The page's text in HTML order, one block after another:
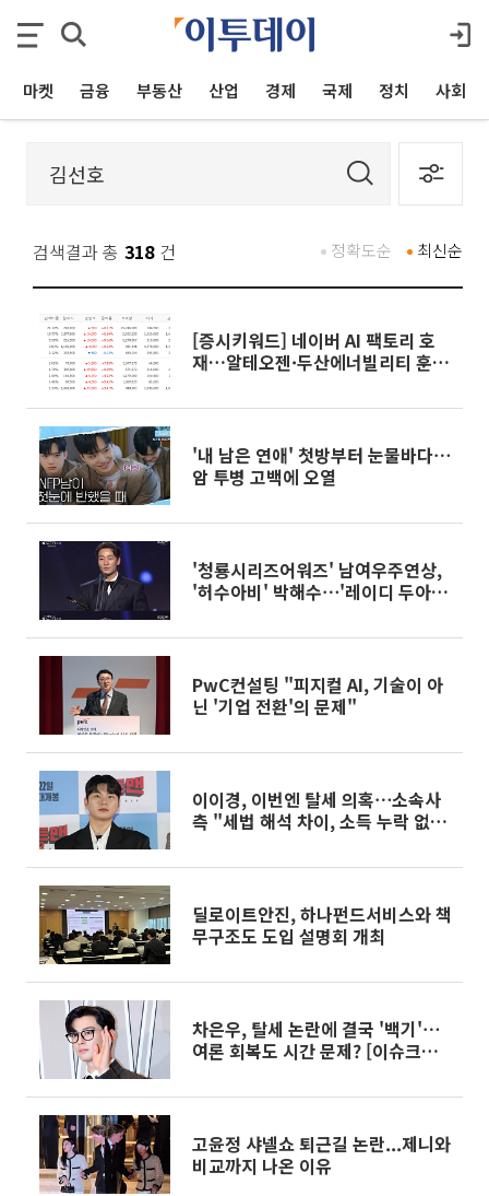
마켓 금융 부동산 산업 경제 국제 정치 사회
검색결과 총 318 건 최신순
정확도순
[증시키워드] 네이버 AI 팩토리 호
재…알테오젠·두산에너빌리티 훈
'내 남은 연애' 첫방부터 눈물바다⋯
암 투병 고백에 오열
'청룡시리즈어워즈' 남여우주연상,
'허수아비' 박해수⋯'레이디 두아'
PwC컨설팅 "피지컬 AI, 기술이 아
닌 '기업 전환'의 문제"
이이경, 이번엔 탈세 의혹⋯소속사
측 "세법 해석 차이, 소득 누락 없었
딜로이트안진, 하나펀드서비스와 책
무구조도 도입 설명회 개최
차은우, 탈세 논란에 결국 '백기'⋯
여론 회복도 시간 문제? [이슈크래
고윤정 샤넬쇼 퇴근길 논란...제니와
비교까지 나온 이유